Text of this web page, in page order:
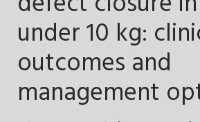
under 10 kg:
outcomes and
management